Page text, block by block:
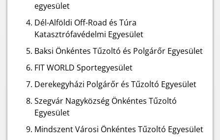
egyesület
Dél-Alföldi Off-Road és Túra
Katasztrófavédelmi Egyesület
Baksi Önkéntes Tűzoltó és Polgárőr Egyesület
FIT WORLD Sportegyesület
Derekegyházi Polgárőr és Tűzoltó Egyesület
Szegvár Nagyközség Önkéntes Tűzoltó
Egyesület
Mindszent Városi Önkéntes Tűzoltó Egyesület